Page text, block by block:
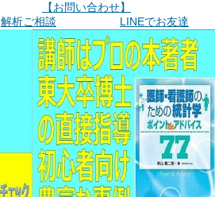
【お問い合わせ】
解析ご相談 LINEでお友達